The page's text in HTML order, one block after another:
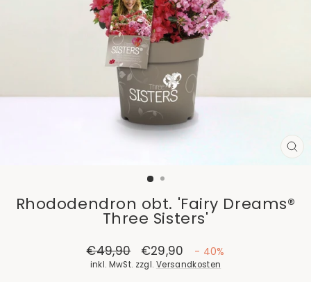
Rhododendron obt. 'Fairy Dreams®
Three Sisters'
Normaler
Preis
€49,90 Sonderpreis
€29,90 - 40%
inkl. MwSt. zzgl. Versandkosten